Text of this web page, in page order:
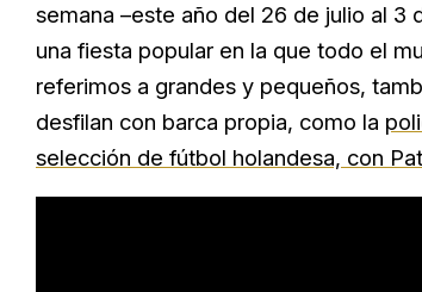
semana –este año del 26 de julio al 3
una fiesta popular en la que todo el
referimos a grandes y pequeños,
desfilan con barca propia, como la
selección de fútbol holandesa, con